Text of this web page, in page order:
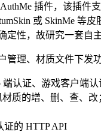
插件，该插
或 SkinMe
性，故研究一套自
理、材质文件下发
认证、游戏客户端
质的增、删、查、
证的 HTTP API